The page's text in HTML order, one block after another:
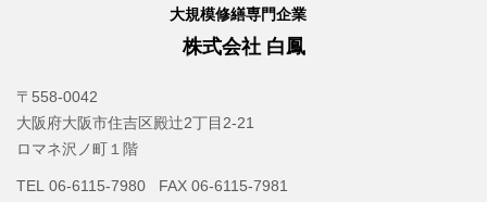
大規模修繕専門企業
株式会社 白鳳
〒558-0042
大阪府大阪市住吉区殿辻2丁目2-21
ロマネ沢ノ町１階
TEL 06-6115-7980 FAX 06-6115-7981